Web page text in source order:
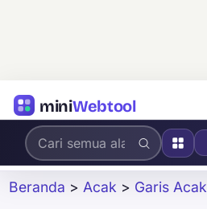
miniWebtool
Beranda > Acak > Garis Acak